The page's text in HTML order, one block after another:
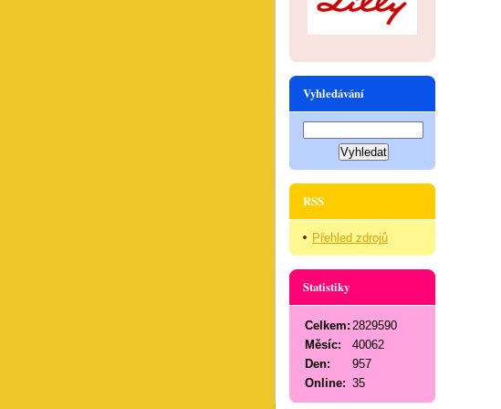
Vyhledávání
RSS
Přehled zdrojů
Statistiky
Online: 35
Celkem: 2829590
Měsíc:
40062
Den:
957